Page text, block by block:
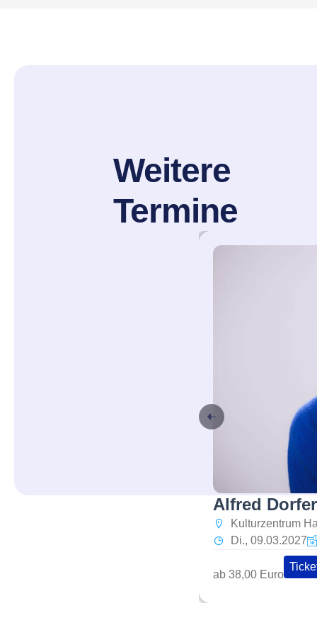
Weitere
Termine
Alfred
Kulturzentrum
Di., 09.03.2027
ab 38,00 Euro